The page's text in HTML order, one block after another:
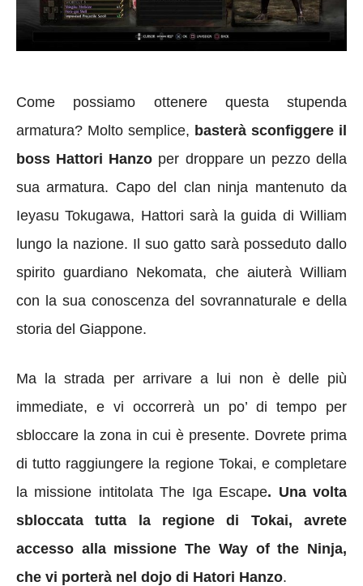
Come possiamo ottenere questa stupenda
armatura? Molto semplice, basterà sconfiggere il
boss Hattori Hanzo per droppare un pezzo della
sua armatura. Capo del clan ninja mantenuto da
Ieyasu Tokugawa, Hattori sarà la guida di William
lungo la nazione. Il suo gatto sarà posseduto dallo
spirito guardiano Nekomata, che aiuterà William
con la sua conoscenza del sovrannaturale e della
storia del Giappone.
Ma la strada per arrivare a lui non è delle più
immediate, e vi occorrerà un po’ di tempo per
sbloccare la zona in cui è presente. Dovrete prima
di tutto raggiungere la regione Tokai, e completare
la missione intitolata The Iga Escape. Una volta
sbloccata tutta la regione di Tokai, avrete
accesso alla missione The Way of the Ninja,
che vi porterà nel dojo di Hatori Hanzo.